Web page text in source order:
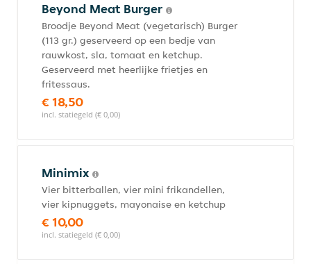
Beyond Meat Burger
Broodje Beyond Meat (vegetarisch) Burger
(113 gr.) geserveerd op een bedje van
rauwkost, sla, tomaat en ketchup.
Geserveerd met heerlijke frietjes en
fritessaus.
€ 18,50
incl. statiegeld (€ 0,00)
Minimix
Vier bitterballen, vier mini frikandellen,
vier kipnuggets, mayonaise en ketchup
€ 10,00
incl. statiegeld (€ 0,00)